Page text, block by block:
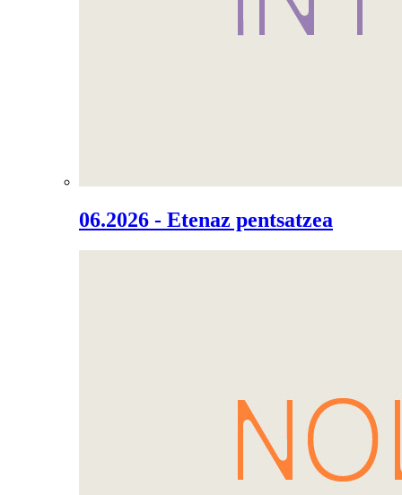
06.2026 - Etenaz pentsatzea